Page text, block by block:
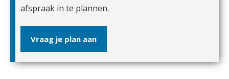
afspraak in te plannen.
Vraag je plan aan